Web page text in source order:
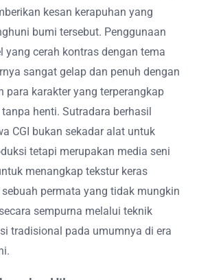
kesan kerapuhan yang
bumi tersebut. Penggunaan
yang cerah kontras dengan tema
sangat gelap dan penuh dengan
para karakter yang terperangkap
henti. Sutradara berhasil
CGI bukan sekadar alat untuk
tetapi merupakan media seni
menangkap tekstur keras
permata yang tidak mungkin
sempurna melalui teknik
tradisional pada umumnya di era